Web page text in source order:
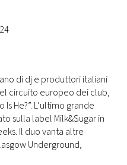
di dj e produttori italiani
circuito europeo dei club,
He?”. L’ultimo grande
sulla label Milk&Sugar in
Il duo vanta altre
Underground,